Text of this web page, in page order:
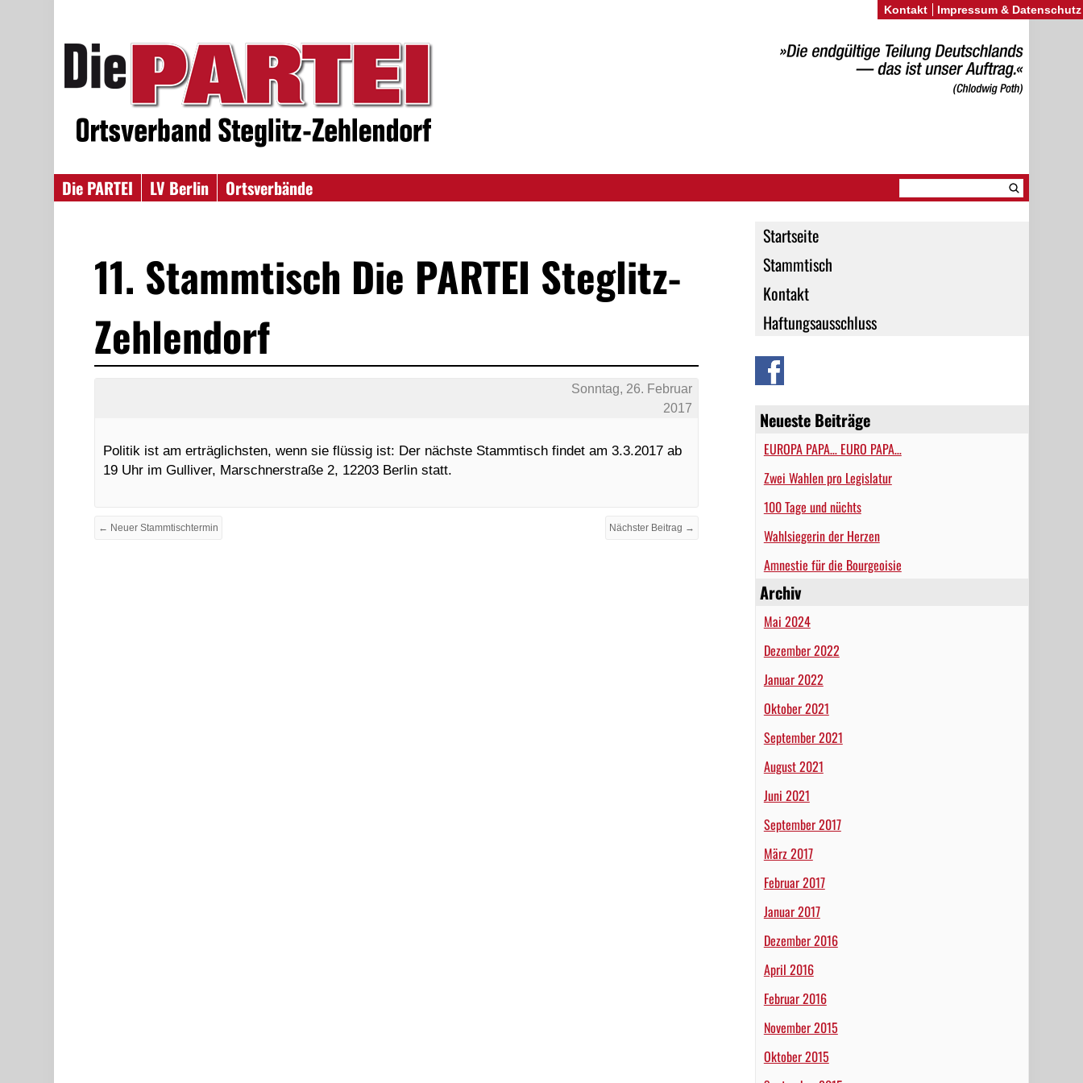
Die PARTEI LV Berlin
Ortsverbände
Startseite
Stammtisch
Kontakt
Haftungsausschluss
Neueste Beiträge
EUROPA PAPA… EURO PAPA…
Zwei Wahlen pro Legislatur
100 Tage und nüchts
Wahlsiegerin der Herzen
Amnestie für die Bourgeoisie
Archiv
Mai 2024
Dezember 2022
Januar 2022
Oktober 2021
September 2021
August 2021
Juni 2021
September 2017
März 2017
Februar 2017
Januar 2017
Dezember 2016
April 2016
Februar 2016
November 2015
Oktober 2015
11. Stammtisch Die PARTEI Steglitz-
Zehlendorf
Sonntag, 26. Februar
2017
Politik ist am erträglichsten, wenn sie flüssig ist: Der nächste Stammtisch findet am 3.3.2017 ab
19 Uhr im Gulliver, Marschnerstraße 2, 12203 Berlin statt.
← Neuer Stammtischtermin Nächster Beitrag →
Kontakt Impressum & Datenschutz